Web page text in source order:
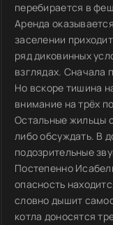
перебирается в
Аренда
заселении
ряд диковинных
взглядах. Сначала
Но вскоре тишина
внимание на трёх
Остальные жильцы
либо обсуждать. В
подозрительные
Постепенно
опасность
словно дышит
котла доносятся